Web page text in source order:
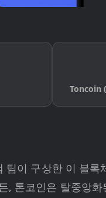
Toncoin
이 구상한 이 블
톤코인은 탈중앙